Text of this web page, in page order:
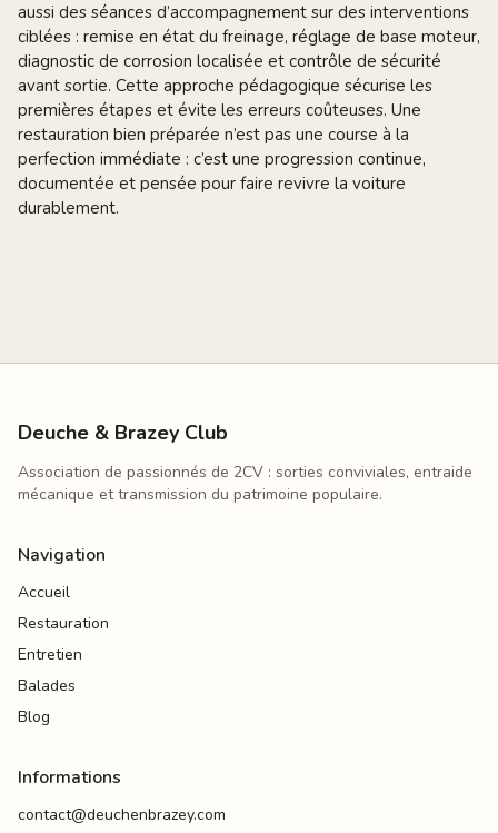
aussi des séances d’accompagnement sur des interventions
ciblées : remise en état du freinage, réglage de base moteur,
diagnostic de corrosion localisée et contrôle de sécurité
avant sortie. Cette approche pédagogique sécurise les
premières étapes et évite les erreurs coûteuses. Une
restauration bien préparée n’est pas une course à la
perfection immédiate : c’est une progression continue,
documentée et pensée pour faire revivre la voiture
durablement.
Deuche & Brazey Club
Association de passionnés de 2CV : sorties conviviales, entraide
mécanique et transmission du patrimoine populaire.
Navigation
Accueil
Restauration
Entretien
Balades
Blog
Informations
contact@deuchenbrazey.com